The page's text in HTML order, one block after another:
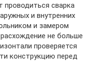
проводиться сварка
и внутренних
и замером
не больше
проверяется
конструкцию перед